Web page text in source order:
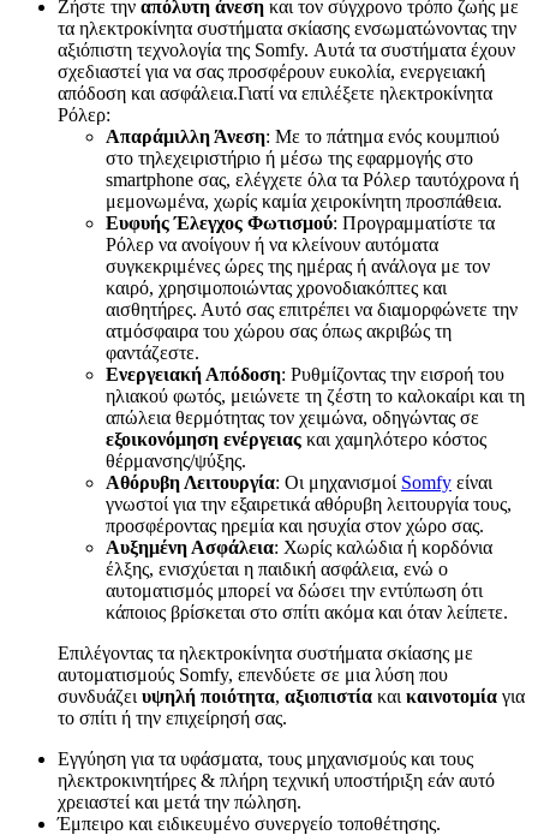
Ζήστε την απόλυτη άνεση και τον σύγχρονο τρόπο ζωής με
τα ηλεκτροκίνητα συστήματα σκίασης ενσωματώνοντας την
αξιόπιστη τεχνολογία της Somfy. Αυτά τα συστήματα έχουν
σχεδιαστεί για να σας προσφέρουν ευκολία, ενεργειακή
απόδοση και ασφάλεια.Γιατί να επιλέξετε ηλεκτροκίνητα
Ρόλερ:
Απαράμιλλη Άνεση: Με το πάτημα ενός κουμπιού
στο τηλεχειριστήριο ή μέσω της εφαρμογής στο
smartphone σας, ελέγχετε όλα τα Ρόλερ ταυτόχρονα ή
μεμονωμένα, χωρίς καμία χειροκίνητη προσπάθεια.
Ευφυής Έλεγχος Φωτισμού: Προγραμματίστε τα
Ρόλερ να ανοίγουν ή να κλείνουν αυτόματα
συγκεκριμένες ώρες της ημέρας ή ανάλογα με τον
καιρό, χρησιμοποιώντας χρονοδιακόπτες και
αισθητήρες. Αυτό σας επιτρέπει να διαμορφώνετε την
ατμόσφαιρα του χώρου σας όπως ακριβώς τη
φαντάζεστε.
Ενεργειακή Απόδοση: Ρυθμίζοντας την εισροή του
ηλιακού φωτός, μειώνετε τη ζέστη το καλοκαίρι και τη
απώλεια θερμότητας τον χειμώνα, οδηγώντας σε
εξοικονόμηση ενέργειας και χαμηλότερο κόστος
θέρμανσης/ψύξης.
Αθόρυβη Λειτουργία: Οι μηχανισμοί Somfy είναι
γνωστοί για την εξαιρετικά αθόρυβη λειτουργία τους,
προσφέροντας ηρεμία και ησυχία στον χώρο σας.
Αυξημένη Ασφάλεια: Χωρίς καλώδια ή κορδόνια
έλξης, ενισχύεται η παιδική ασφάλεια, ενώ ο
αυτοματισμός μπορεί να δώσει την εντύπωση ότι
κάποιος βρίσκεται στο σπίτι ακόμα και όταν λείπετε.
Επιλέγοντας τα ηλεκτροκίνητα συστήματα σκίασης με
αυτοματισμούς Somfy, επενδύετε σε μια λύση που
συνδυάζει υψηλή ποιότητα, αξιοπιστία και καινοτομία για
το σπίτι ή την επιχείρησή σας.
Εγγύηση για τα υφάσματα, τους μηχανισμούς και τους
ηλεκτροκινητήρες & πλήρη τεχνική υποστήριξη εάν αυτό
χρειαστεί και μετά την πώληση.
Έμπειρο και ειδικευμένο συνεργείο τοποθέτησης.